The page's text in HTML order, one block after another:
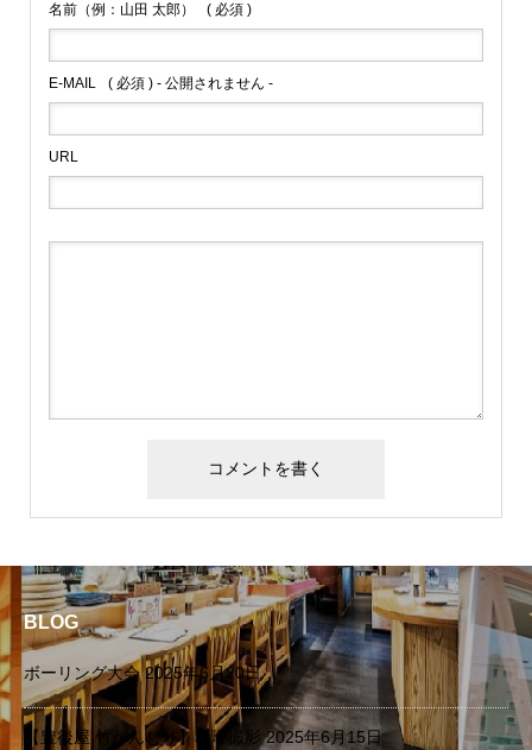
名前（例：山田 太郎） ( 必須 )
E-MAIL ( 必須 ) - 公開されません -
URL
BLOG
ボーリング大会 2025年6月20日
【豊後屋 竹かんむり】料理撮影 2025年6月15日